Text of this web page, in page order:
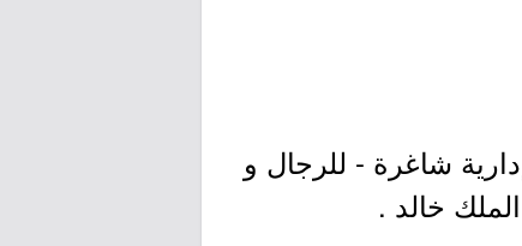
شاغرة - للرجال و
خالد .